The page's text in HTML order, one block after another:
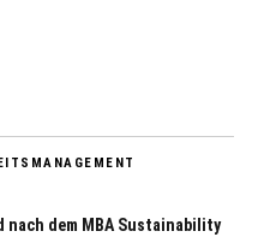
nach dem MBA Sustainability